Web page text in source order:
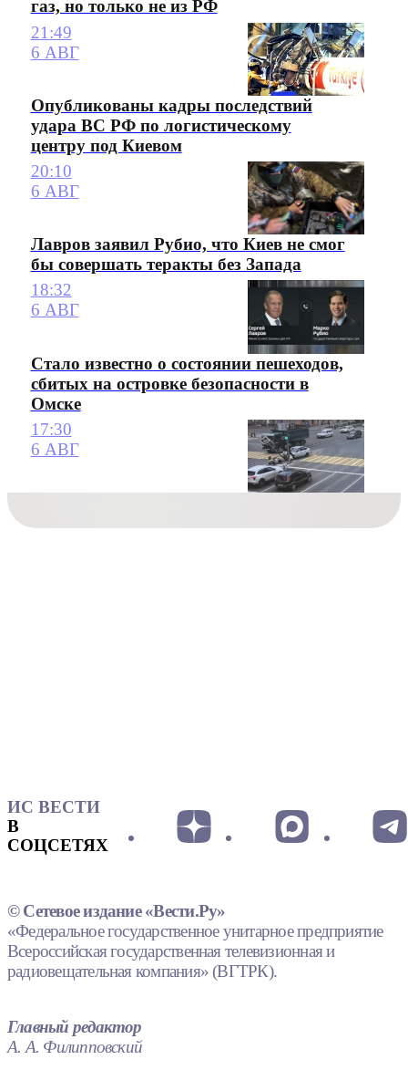
газ, но только не из РФ
21:49
6 АВГ
Опубликованы кадры последствий
удара ВС РФ по логистическому
центру под Киевом
20:10
6 АВГ
Лавров заявил Рубио, что Киев не смог
бы совершать теракты без Запада
18:32
6 АВГ
Стало известно о состоянии пешеходов,
сбитых на островке безопасности в
Омске
17:30
6 АВГ
ИС ВЕСТИ
В
СОЦСЕТЯХ
© Сетевое издание «Вести.Ру»
«Федеральное государственное унитарное предприятие
Всероссийская государственная телевизионная и
радиовещательная компания» (ВГТРК).
Главный редактор
А. А. Филипповский